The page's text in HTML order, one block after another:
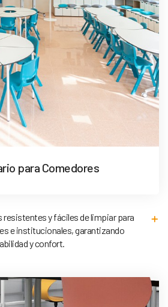
para Comedores
y fáciles de limpiar para
e institucionales, garantizando
y confort.